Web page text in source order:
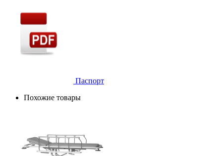
Паспорт
Похожие товары